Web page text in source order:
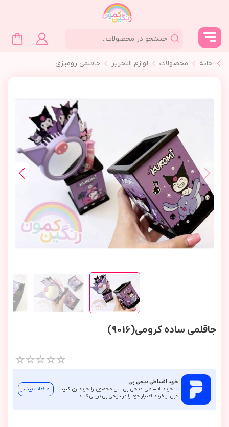
خانه محصولات لوازم التحرير جاقلمي روميزي
جاقلمی ساده کرومی(9016)
خرید اقساطی دیجی پی
با خرید اقساطی دیجی پی این محصول را خریداری کنید.
قبل از خرید اعتبار خود را در دیجی پی بررسی کنید.
اطلاعات بیشتر